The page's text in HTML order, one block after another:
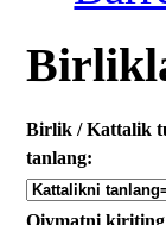
Birlik / Kattalik
tanlang:
Qiymatni